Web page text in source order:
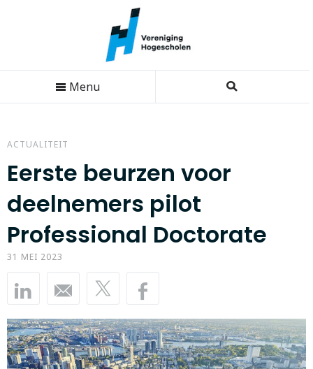
Menu
ACTUALITEIT
Eerste beurzen voor
deelnemers pilot
Professional Doctorate
31 MEI 2023